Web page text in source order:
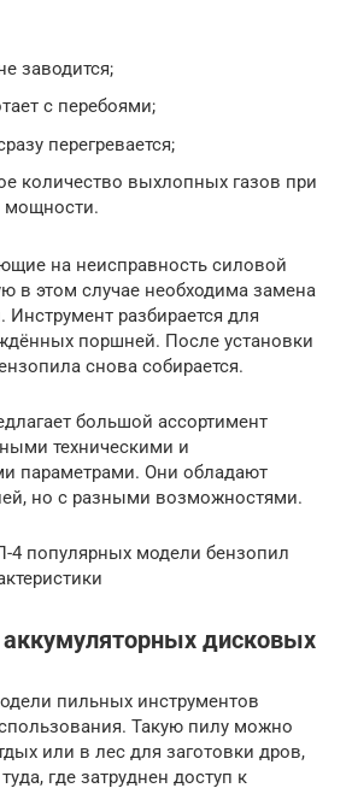
заводится;
с перебоями;
перегревается;
количество выхлопных газов при
на неисправность силовой
в этом случае необходима замена
разбирается для
поршней. После установки
снова собирается.
большой ассортимент
техническими и
параметрами. Они обладают
но с разными возможностями.
4 популярных модели бензопил
дисковых
пильных инструментов
Такую пилу можно
или в лес для заготовки дров,
где затруднен доступ к